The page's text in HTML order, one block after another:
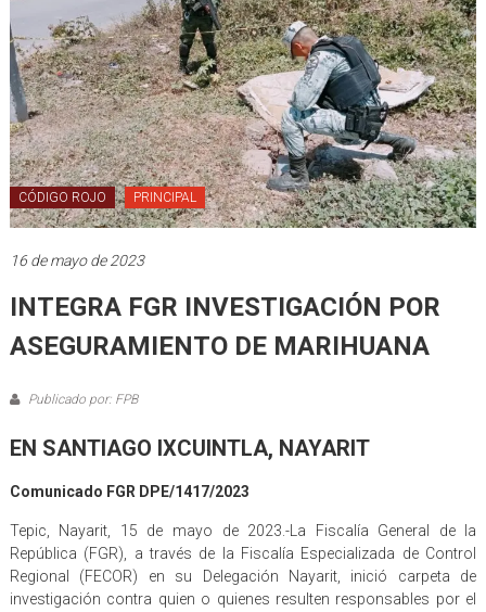
CÓDIGO ROJO PRINCIPAL
16 de mayo de 2023
INTEGRA FGR INVESTIGACIÓN POR
ASEGURAMIENTO DE MARIHUANA
Publicado por: FPB
EN SANTIAGO IXCUINTLA, NAYARIT
Comunicado FGR DPE/1417/2023
Tepic, Nayarit, 15 de mayo de 2023.-La Fiscalía General de la
República (FGR), a través de la Fiscalía Especializada de Control
Regional (FECOR) en su Delegación Nayarit, inició carpeta de
investigación contra quien o quienes resulten responsables por el